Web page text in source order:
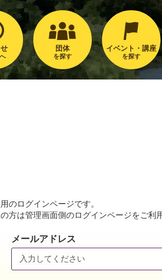
団体
を探す
イベント・講座
を探す
のログインページです。
方は管理画面側のログインページをご利
メールアドレス